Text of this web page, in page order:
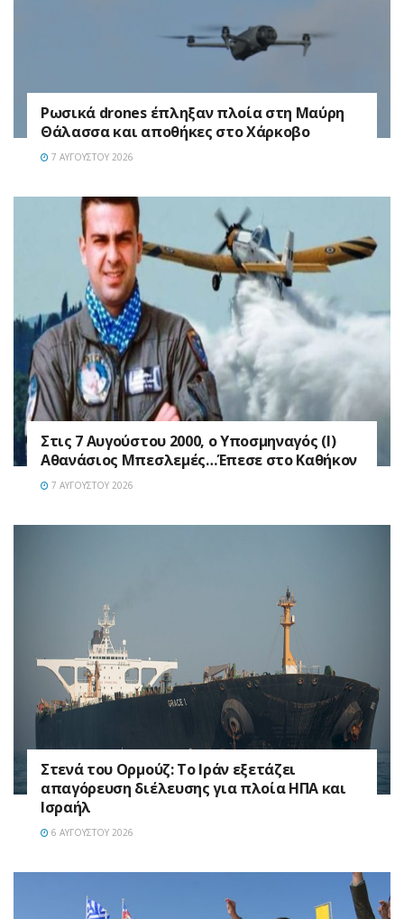
Ρωσικά drones έπληξαν πλοία στη Μαύρη
Θάλασσα και αποθήκες στο Χάρκοβο
7 ΑΥΓΟΎΣΤΟΥ 2026
Στις 7 Αυγούστου 2000, ο Υποσμηναγός (Ι)
Αθανάσιος Μπεσλεμές…Έπεσε στο Καθήκον
7 ΑΥΓΟΎΣΤΟΥ 2026
Στενά του Ορμούζ: Το Ιράν εξετάζει
απαγόρευση διέλευσης για πλοία ΗΠΑ και
Ισραήλ
6 ΑΥΓΟΎΣΤΟΥ 2026